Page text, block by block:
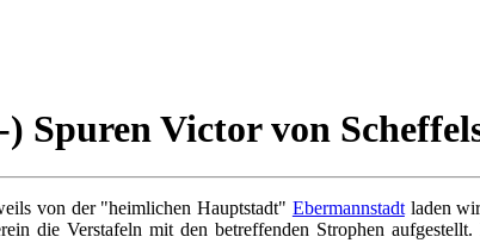
Spuren Victor von
von der "heimlichen Hauptstadt" Ebermannstadtladen
die Verstafeln mit den betreffenden Strophen